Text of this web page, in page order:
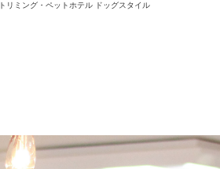
リミング・ペットホテル ドッグスタイル